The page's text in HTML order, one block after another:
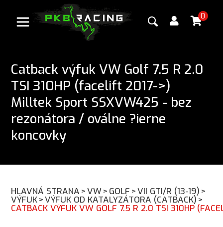
0
Catback výfuk VW Golf 7.5 R 2.0
TSI 310HP (facelift 2017->)
Milltek Sport SSXVW425 - bez
rezonátora / oválne ?ierne
koncovky
HLAVNÁ STRANA >VW> GOLF >VII GTI/R (13-19) >
VÝFUK>VÝFUK OD KATALYZÁTORA (CATBACK) >